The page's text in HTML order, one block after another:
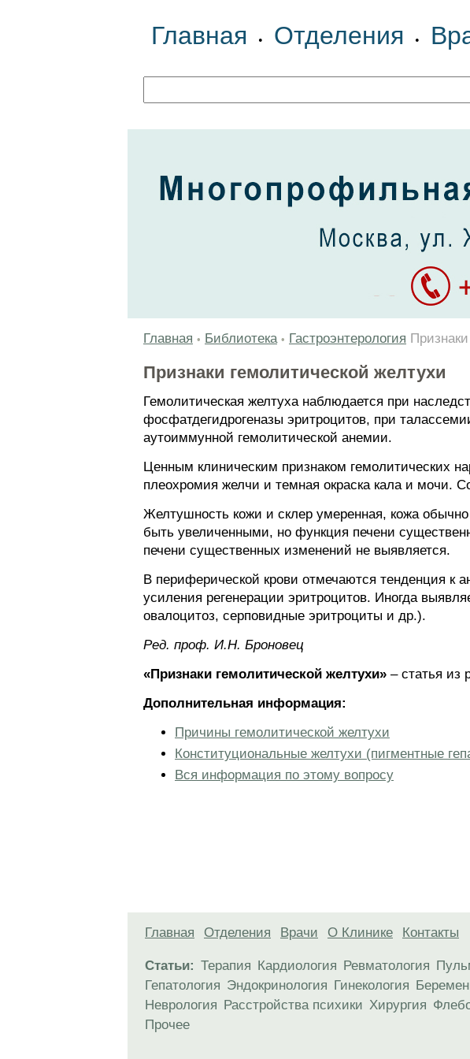
Главная • Отделения •
Главная • Библиотека • Гастроэнтерология
Признаки гемолитической желтухи
Гемолитическая желтуха наблюдается при
фосфатдегидрогеназы эритроцитов, при
аутоиммунной гемолитической анемии.
Ценным клиническим признаком гемолитических
плеохромия желчи и темная окраска кала и мочи.
Желтушность кожи и склер умеренная, кожа
быть увеличенными, но функция печени
печени существенных изменений не выявляется.
В периферической крови отмечаются тенденция к
усиления регенерации эритроцитов. Иногда
овалоцитоз, серповидные эритроциты и др.).
Ред. проф. И.Н. Броновец
«Признаки гемолитической желтухи» – статья из
Дополнительная информация:
Причины гемолитической желтухи
Конституциональные желтухи (пигментные
Вся информация по этому вопросу
Главная Отделения Врачи О Клинике Контакты
Статьи: Терапия Кардиология Ревматология
Гепатология Эндокринология Гинекология
Неврология Расстройства психики Хирургия
Прочее